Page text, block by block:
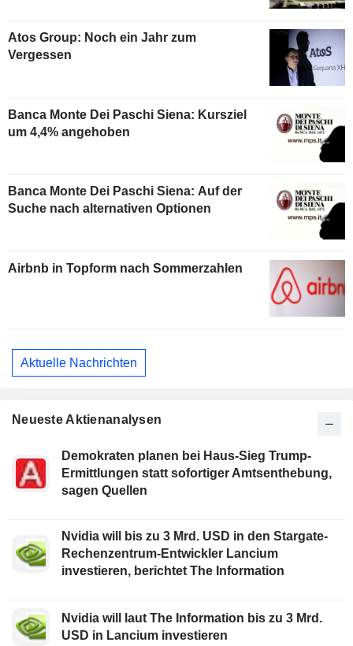
Atos Group: Noch ein Jahr zum
Vergessen
Banca Monte Dei Paschi Siena: Kursziel
um 4,4% angehoben
Banca Monte Dei Paschi Siena: Auf der
Suche nach alternativen Optionen
Airbnb in Topform nach Sommerzahlen
Aktuelle Nachrichten
Neueste Aktienanalysen
Demokraten planen bei Haus-Sieg Trump-
Ermittlungen statt sofortiger Amtsenthebung,
sagen Quellen
Nvidia will bis zu 3 Mrd. USD in den Stargate-
Rechenzentrum-Entwickler Lancium
investieren, berichtet The Information
Nvidia will laut The Information bis zu 3 Mrd.
USD in Lancium investieren